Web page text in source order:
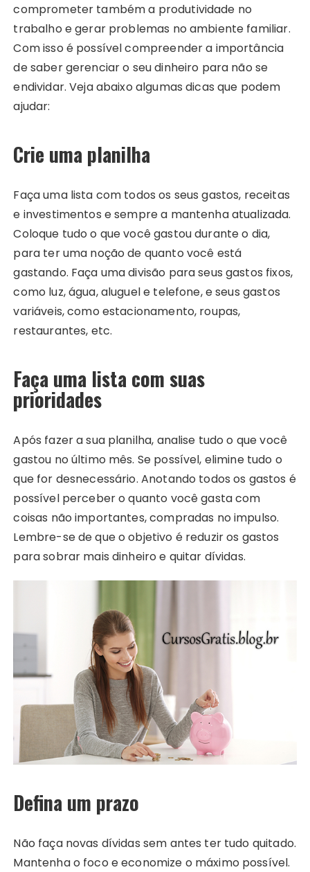
comprometer também a produtividade no
trabalho e gerar problemas no ambiente familiar.
Com isso é possível compreender a importância
de saber gerenciar o seu dinheiro para não se
endividar. Veja abaixo algumas dicas que podem
ajudar:
Crie uma planilha
Faça uma lista com todos os seus gastos, receitas
e investimentos e sempre a mantenha atualizada.
Coloque tudo o que você gastou durante o dia,
para ter uma noção de quanto você está
gastando. Faça uma divisão para seus gastos fixos,
como luz, água, aluguel e telefone, e seus gastos
variáveis, como estacionamento, roupas,
restaurantes, etc.
Faça uma lista com suas
prioridades
Após fazer a sua planilha, analise tudo o que você
gastou no último mês. Se possível, elimine tudo o
que for desnecessário. Anotando todos os gastos é
possível perceber o quanto você gasta com
coisas não importantes, compradas no impulso.
Lembre-se de que o objetivo é reduzir os gastos
para sobrar mais dinheiro e quitar dívidas.
Defina um prazo
Não faça novas dívidas sem antes ter tudo quitado.
Mantenha o foco e economize o máximo possível.